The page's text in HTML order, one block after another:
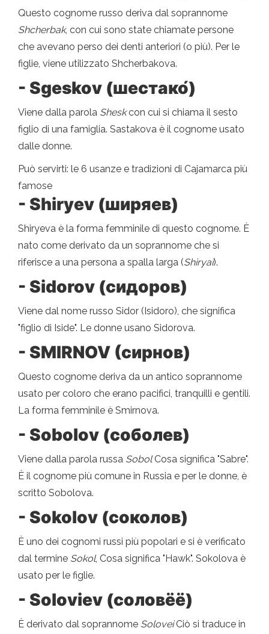
Questo cognome russo deriva dal soprannome
Shcherbak, con cui sono state chiamate persone
che avevano perso dei denti anteriori (o più). Per le
figlie, viene utilizzato Shcherbakova.
- Sgeskov (шестако́)
Viene dalla parola Sheskcon cui si chiama il sesto
figlio di una famiglia. Sastakova è il cognome usato
dalle donne.
Può servirti: le 6 usanze e tradizioni di Cajamarca più
famose
- Shiryev (ширяев)
Shiryeva è la forma femminile di questo cognome. È
nato come derivato da un soprannome che si
riferisce a una persona a spalla larga (Shiryai).
- Sidorov (сидоров)
Viene dal nome russo Sidor (Isidoro), che significa
"figlio di Iside". Le donne usano Sidorova.
- SMIRNOV (сирнов)
Questo cognome deriva da un antico soprannome
usato per coloro che erano pacifici, tranquilli e gentili.
La forma femminile è Smirnova.
- Sobolov (соболев)
Viene dalla parola russa SobolCosa significa "Sabre".
È il cognome più comune in Russia e per le donne, è
scritto Sobolova.
- Sokolov (соколов)
È uno dei cognomi russi più popolari e si è verificato
dal termine Sokol, Cosa significa "Hawk". Sokolova è
usato per le figlie.
- Soloviev (соловёё)
È derivato dal soprannome SoloveiCiò si traduce in